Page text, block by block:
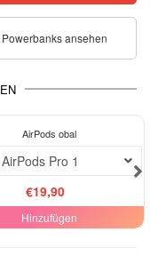
ansehen
AirPods obal
Pro 1
€19,90
Hinzufügen